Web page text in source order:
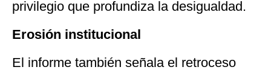
privilegio que profundiza la desigualdad.
Erosión institucional
El informe también señala el retroceso